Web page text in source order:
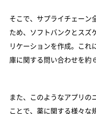
そこで、サプライチェーン
ため、ソフトバンクとスズ
リケーションを作成。これ
庫に関する問い合わせを約
また、このようなアプリの
ことで、薬に関する様々な